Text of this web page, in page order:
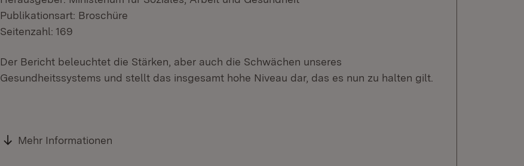
Publikationsart: Broschüre
Seitenzahl: 169
Der Bericht beleuchtet die Stärken, aber auch die Schwächen unseres
Gesundheitssystems und stellt das insgesamt hohe Niveau dar, das es nun zu halten gilt.
Mehr Informationen